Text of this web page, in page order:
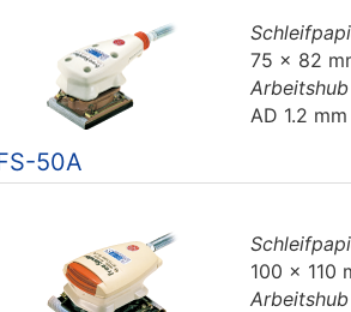
50A
75 x 82
Arbeitshub
AD 1.2 mm
100 x 110
Arbeitshub